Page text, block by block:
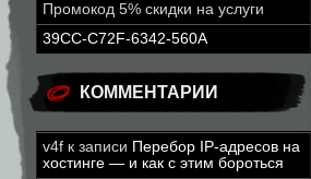
Промокод 5% скидки на услуги
39CC-C72F-6342-560A
КОММЕНТАРИИ
v4f к записи Перебор IP-адресов на
хостинге — и как с этим бороться